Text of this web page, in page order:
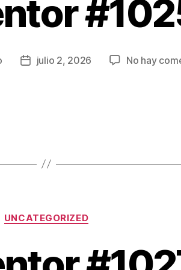
julio 2, 2026 No hay
UNCATEGORIZED